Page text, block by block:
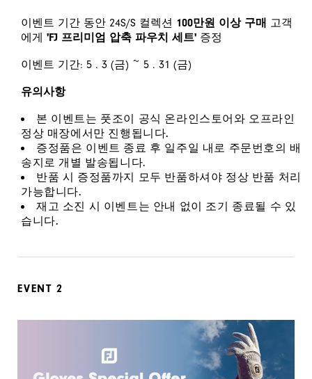
이벤트 기간 동안 24S/S 컬렉션 100만원 이상 구매 고객
에게 'FJ 프리미엄 압축 파우치 세트' 증정
이벤트 기간: 5 . 3 (금) ~ 5 . 31 (금)
유의사항
본 이벤트는 풋조이 공식 온라인스토어와 오프라인
정상 매장에서만 진행됩니다.
증정품은 이벤트 종료 후 일주일 내로 주문번호의 배
송지로 개별 발송됩니다.
반품 시 증정품까지 모두 반품하셔야 정상 반품 처리
가능합니다.
재고 소진 시 이벤트는 안내 없이 조기 종료될 수 있
습니다.
EVENT 2